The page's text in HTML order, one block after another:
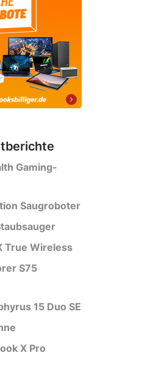
Gaming-
Saugroboter
True Wireless
S75
15 Duo SE
X Pro